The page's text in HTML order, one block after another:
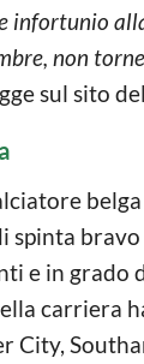
infortunio
non
sul sito
belga
spinta
e in grado
carriera
City,